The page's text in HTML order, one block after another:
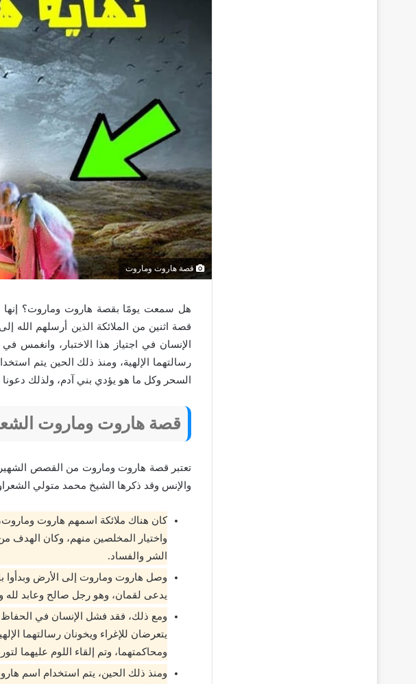
قصة هاروت وماروت
هل سمعت يومًا بقصة هاروت وماروت؟
قصة اثنين من الملائكة الذين أرسلهم الله
الإنسان في اجتياز هذا الاختبار،
رسالتهما الإلهية، ومنذ ذلك الحين يتم
السحر وكل ما هو يؤدي بني آدم، ولذلك
قصة هاروت وماروت
تعتبر قصة هاروت وماروت من القصص
والإنس وقد ذكرها الشيخ محمد متولي
كان هناك ملائكة اسمهم هاروت وماروت،
واختيار المخلصين منهم، وكان الهدف
الشر والفساد.
وصل هاروت وماروت إلى الأرض وبدأوا
يدعى لقمان، وهو رجل صالح وعابد لله
ومع ذلك، فقد فشل الإنسان في
يتعرضان للإغراء ويخونان رسالتهما
ومحاكمتهما، وتم إلقاء اللوم عليهما
ومنذ ذلك الحين، يتم استخدام اسم